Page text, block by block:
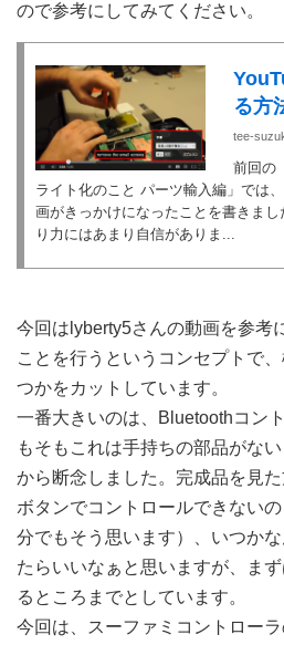
ので参考にしてみてください。
る方
tee-
前回の
ライト化のこと パーツ輸入編」では
画がきっかけになったことを書きま
り力にはあまり自信がありま...
今回はlyberty5さんの動画を参考
ことを行うというコンセプトで
つかをカットしています。
一番大きいのは、Bluetoothコン
もそもこれは手持ちの部品がな
から断念しました。完成品を見
ボタンでコントロールできない
分でもそう思います）、いつか
たらいいなぁと思いますが、ま
るところまでとしています。
今回は、スーファミコントロー